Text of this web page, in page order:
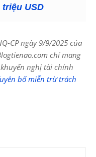
triệu USD
CP ngày 9/9/2025 của
chỉ mang
nghị tài chính
bố miễn trừ trách